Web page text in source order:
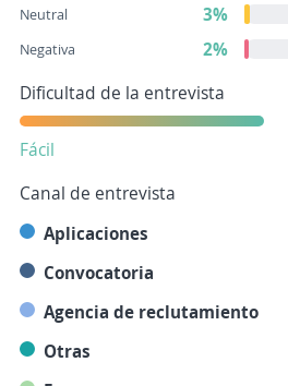
Neutral 3%
Negativa
2%
Dificultad de la entrevista
Fácil
Canal de entrevista
Aplicaciones
Convocatoria
Agencia de reclutamiento
Otras